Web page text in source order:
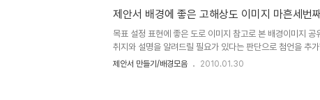
안서를 작성하고 이를 발표하는 사람에 따라 달라질 수 있는
명된 자료들이 적지 않다는 것과 결정적으로 그러한 내용에
제안서 배경에 좋은 고해상도 이미지 마흔세번째
목표 설정 표현에 좋은 도로 이미지 참고로 본 배경이미지 공
취지와 설명을 알려드릴 필요가 있다는 판단으로 첨언을 추
포스팅을 주제로 설정하고 블로그에 글을 올리게 되면서 이미
제안서 만들기/배경모음 2010.01.30